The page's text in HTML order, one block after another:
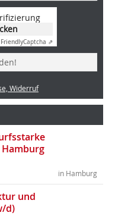
FriendlyCaptcha ⇗
Widerruf
in Hamburg
und
d)